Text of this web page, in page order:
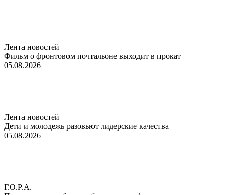
Лента новостей
Фильм о фронтовом почтальоне выходит в прокат
05.08.2026
Лента новостей
Дети и молодежь разовьют лидерские качества
05.08.2026
Г.О.Р.А.